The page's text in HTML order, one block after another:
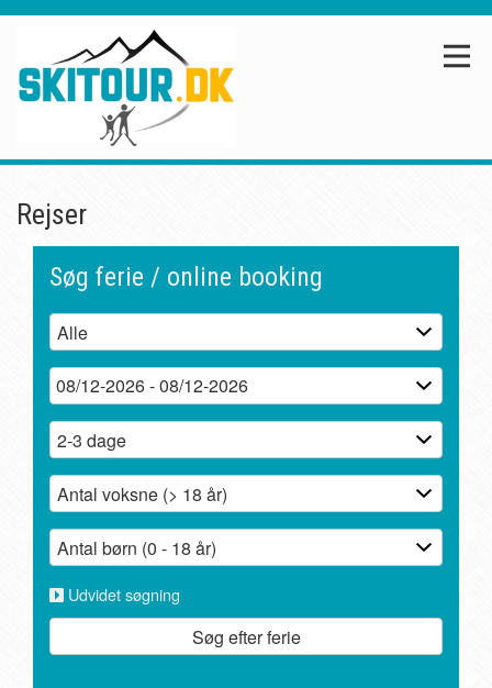
Rejser
Søg ferie / online booking
Udvidet søgning
Søg efter ferie